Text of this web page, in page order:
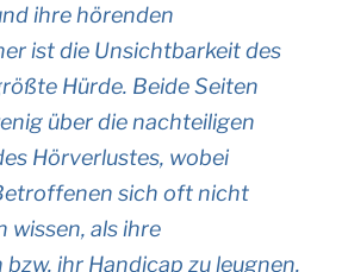
ihre hörenden
ist die Unsichtbarkeit des
Hürde. Beide Seiten
über die nachteiligen
Hörverlustes, wobei
sich oft nicht
wissen, als ihre
ihr Handicap zu leugnen.